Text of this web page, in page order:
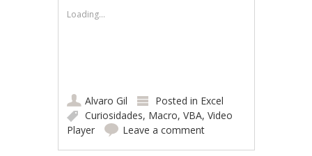
Loading...
Alvaro Gil Posted in Excel
Curiosidades, Macro,VBA,Video
Player
Leave a comment